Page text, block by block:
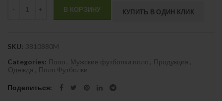
В КОРЗИНУ КУПИТЬ В ОДИН КЛИК
SKU: 3810880M
Categories: Поло Мужские футболки поло Продукция
Одежда
Поло Футболки
Поделиться